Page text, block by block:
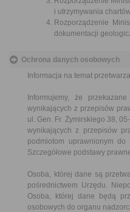
i utrzymywania
Rozporządzenie
dokumentacji
Ochrona danych osobowych
Informacja na temat
Informujemy, że
wynikających z przepisów
ul. Gen. Fr. Żymirskiego 38,
wynikających z przepisów
podmiotom uprawnionym
Szczegółowe podstawy
Osoba, której dane są
pośrednictwem Urzędu.
Osoba, której dane będą
osobowych do organu